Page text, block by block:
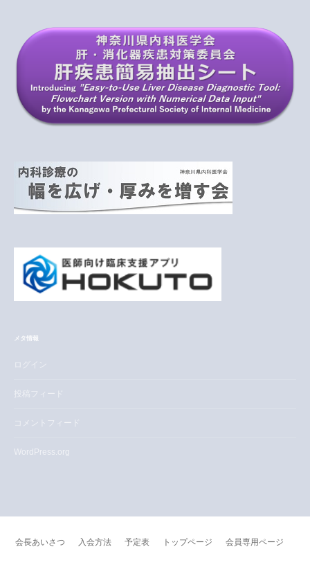
メタ情報
ログイン
投稿フィード
コメントフィード
WordPress.org
会長あいさつ 入会方法 予定表 トップページ 会員専用ページ